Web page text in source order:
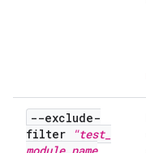
--exclude-
filter
"test_